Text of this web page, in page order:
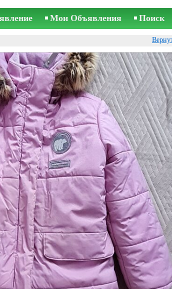
Мои Объявления Поиск